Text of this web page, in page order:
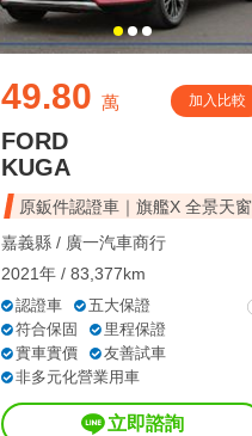
49.80 萬 加入比較
FORD
KUGA
原鈑件認證車｜旗艦X 全景天窗
嘉義縣 / 廣一汽車商行
2021年 / 83,377km
認證車
五大保證
符合保固
里程保證
實車實價
友善試車
非多元化營業用車
立即諮詢